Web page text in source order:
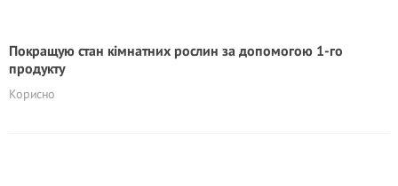
Покращую стан кімнатних рослин за допомогою 1-го
продукту
Корисно